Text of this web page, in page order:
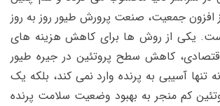
افزون جمعیت، صنعت پرورش طیور روز به روز
یکی از روش ها برای کاهش هزینه های
کاهش سطح پروتئین در جیره طیور
تنها آسیبی به پرنده وارد نمی کند، بلکه یک
کم منجر به بهبود وضعیت سلامت پرنده